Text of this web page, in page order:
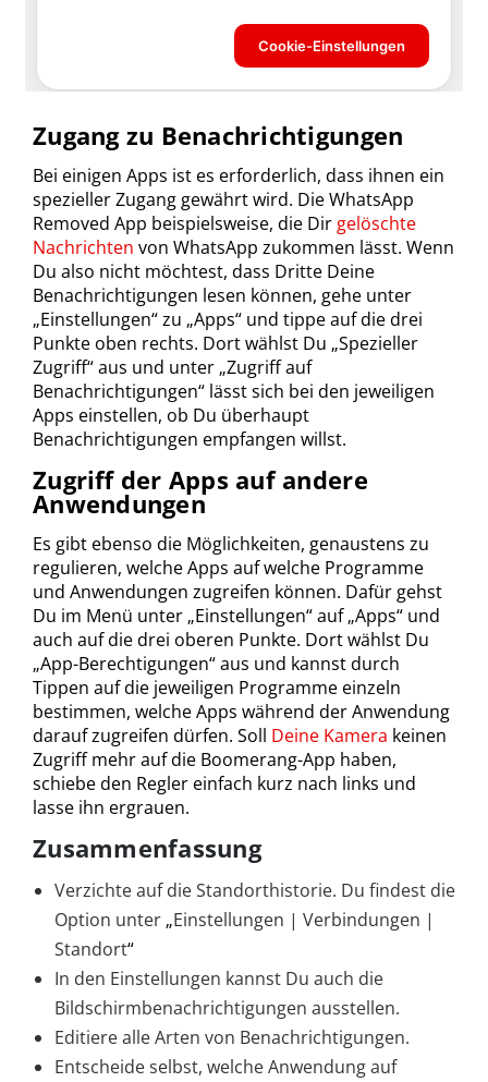
Zugang zu Benachrichtigungen
Bei einigen Apps ist es erforderlich, dass ihnen ein
spezieller Zugang gewährt wird. Die WhatsApp
Removed App beispielsweise, die Dirgelöschte
Nachrichten von WhatsApp zukommen lässt. Wenn
Du also nicht möchtest, dass Dritte Deine
Benachrichtigungen lesen können, gehe unter
„Einstellungen“ zu „Apps“ und tippe auf die drei
Punkte oben rechts. Dort wählst Du „Spezieller
Zugriff“ aus und unter „Zugriff auf
Benachrichtigungen“ lässt sich bei den jeweiligen
Apps einstellen, ob Du überhaupt
Benachrichtigungen empfangen willst.
Zugriff der Apps auf andere
Anwendungen
Es gibt ebenso die Möglichkeiten, genaustens zu
regulieren, welche Apps auf welche Programme
und Anwendungen zugreifen können. Dafür gehst
Du im Menü unter „Einstellungen“ auf „Apps“ und
auch auf die drei oberen Punkte. Dort wählst Du
„App-Berechtigungen“ aus und kannst durch
Tippen auf die jeweiligen Programme einzeln
bestimmen, welche Apps während der Anwendung
darauf zugreifen dürfen. Soll Deine Kamera keinen
Zugriff mehr auf die Boomerang-App haben,
schiebe den Regler einfach kurz nach links und
lasse ihn ergrauen.
Zusammenfassung
Verzichte auf die Standorthistorie. Du findest die
Option unter„Einstellungen | Verbindungen |
Standort“
In den Einstellungen kannst Du auch die
Bildschirmbenachrichtigungen ausstellen.
Editiere alle Arten von Benachrichtigungen.
Entscheide selbst, welche Anwendung auf